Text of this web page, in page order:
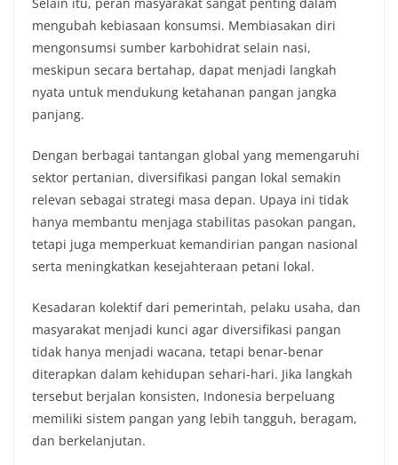
mengubah kebiasaan konsumsi. Membiasakan diri
mengonsumsi sumber karbohidrat selain nasi,
meskipun secara bertahap, dapat menjadi langkah
nyata untuk mendukung ketahanan pangan jangka
panjang.
Dengan berbagai tantangan global yang memengaruhi
sektor pertanian, diversifikasi pangan lokal semakin
relevan sebagai strategi masa depan. Upaya ini tidak
hanya membantu menjaga stabilitas pasokan pangan,
tetapi juga memperkuat kemandirian pangan nasional
serta meningkatkan kesejahteraan petani lokal.
Kesadaran kolektif dari pemerintah, pelaku usaha, dan
masyarakat menjadi kunci agar diversifikasi pangan
tidak hanya menjadi wacana, tetapi benar-benar
diterapkan dalam kehidupan sehari-hari. Jika langkah
tersebut berjalan konsisten, Indonesia berpeluang
memiliki sistem pangan yang lebih tangguh, beragam,
dan berkelanjutan.